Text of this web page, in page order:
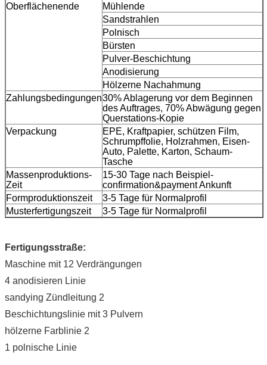
Oberflächenende
Mühlende
Sandstrahlen
Polnisch
Bürsten
Pulver-Beschichtung
Anodisierung
Hölzerne Nachahmung
Zahlungsbedingungen30% Ablagerung vor dem Beginnen
des Auftrages, 70% Abwägung gegen
Querstations-Kopie
Verpackung
EPE, Kraftpapier, schützen Film,
Schrumpffolie, Holzrahmen, Eisen-
Auto, Palette, Karton, Schaum-
Tasche
Massenproduktions-
Zeit
15-30 Tage nach Beispiel-
confirmation&payment Ankunft
Formproduktionszeit
3-5 Tage für Normalprofil
Musterfertigungszeit
3-5 Tage für Normalprofil
Fertigungsstraße:
Maschine mit 12 Verdrängungen
4 anodisieren Linie
sandying Zündleitung 2
Beschichtungslinie mit 3 Pulvern
hölzerne Farblinie 2
1 polnische Linie